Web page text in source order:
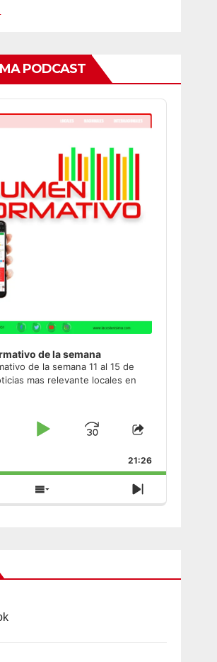
PODCAST
de la semana
de la semana 11 al 15 de
mas relevante locales en
Play
Jump
Forward
Share
Episode
21:26
Show
Episodes
Next
Episode